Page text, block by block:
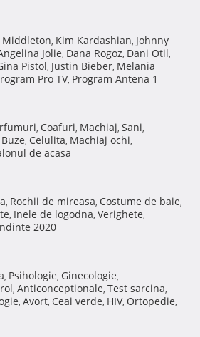
Middleton, Kim Kardashian, Johnny
Jolie, Dana Rogoz, Dani Otil,
Pistol, Justin Bieber, Melania
Pro TV, Program Antena 1
, Coafuri, Machiaj, Sani,
Buze, Celulita, Machiaj ochi,
de acasa
, Rochii de mireasa, Costume de baie,
, Inele de logodna, Verighete,
2020
, Psihologie, Ginecologie,
, Anticonceptionale, Test sarcina,
, Avort, Ceai verde, HIV, Ortopedie,